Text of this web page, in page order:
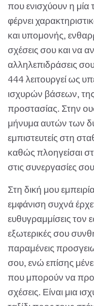
που ενισχύουν η μία
φέρνει
και υπομονής,
σχέσεις σου και να
αλληλεπιδράσεις
444 λειτουργεί ως
ισχυρών βάσεων,
προστασίας. Στην
μήνυμα αυτών των
εμπιστευτείς στη
καθώς πλοηγείσαι
στις συνεργασίες
Στη δική μου
εμφάνιση συχνά
ευθυγραμμίσεις τον
εξωτερικές σου
παραμένεις
σου, ενώ επίσης
που μπορούν να
σχέσεις. Είναι μια